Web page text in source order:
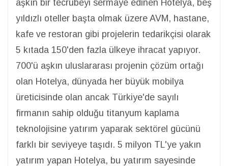
aşkın bir tecrübeyi sermaye edinen Hotelya, beş
yıldızlı oteller başta olmak üzere AVM, hastane,
kafe ve restoran gibi projelerin tedarikçisi olarak
5 kıtada 150'den fazla ülkeye ihracat yapıyor.
700'ü aşkın uluslararası projenin çözüm ortağı
olan Hotelya, dünyada her büyük mobilya
üreticisinde olan ancak Türkiye'de sayılı
firmanın sahip olduğu titanyum kaplama
teknolojisine yatırım yaparak sektörel gücünü
farklı bir seviyeye taşıdı. 5 milyon TL'ye yakın
yatırım yapan Hotelya, bu yatırım sayesinde